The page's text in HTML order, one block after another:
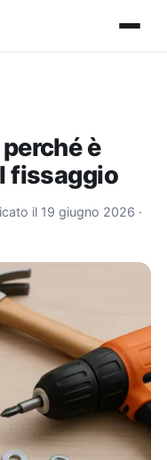
è
fissaggio
il 19 giugno 2026 ·